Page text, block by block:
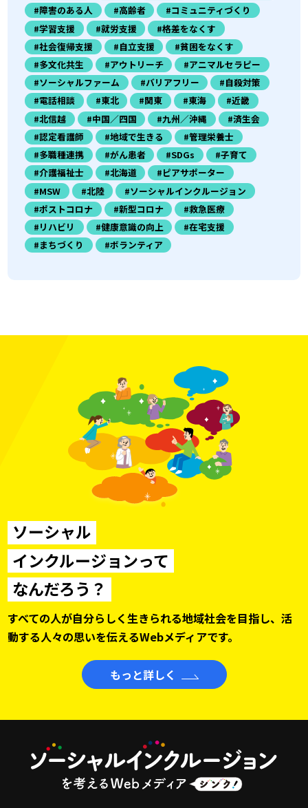
#障害のある人
#高齢者
#コミュニティづくり
#学習支援
#就労支援
#格差をなくす
#社会復帰支援
#自立支援
#貧困をなくす
#多文化共生
#アウトリーチ
#アニマルセラピー
#ソーシャルファーム
#バリアフリー
#自殺対策
#電話相談
#東北 #関東 #東海
#近畿
#北信越
#中国／四国 #九州／沖縄
#済生会
#認定看護師
#地域で生きる
#管理栄養士
#多職種連携
#がん患者 #SDGs
#子育て
#介護福祉士
#北海道
#ピアサポーター
#MSW
#北陸
#ソーシャルインクルージョン
#ポストコロナ
#新型コロナ
#救急医療
#リハビリ
#健康意識の向上
#在宅支援
#まちづくり
#ボランティア
ソーシャル
インクルージョンって
なんだろう？
すべての人が自分らしく生きられる地域社会を目指し、活
動する人々の思いを伝えるWebメディアです。
もっと詳しく